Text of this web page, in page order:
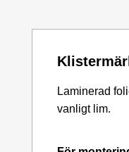
Laminerad
vanligt lim.